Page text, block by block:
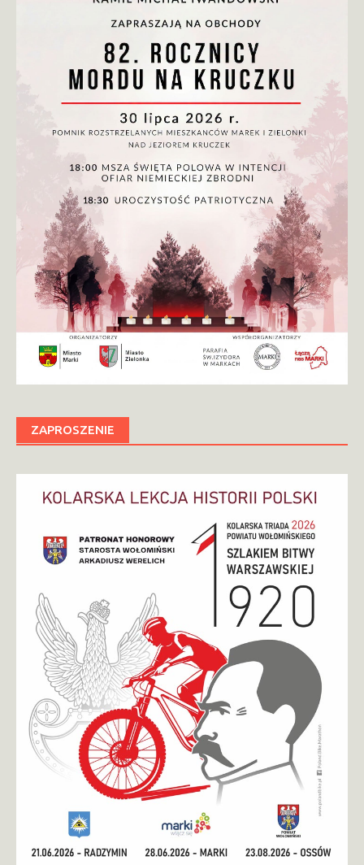
ZAPROSZENIE